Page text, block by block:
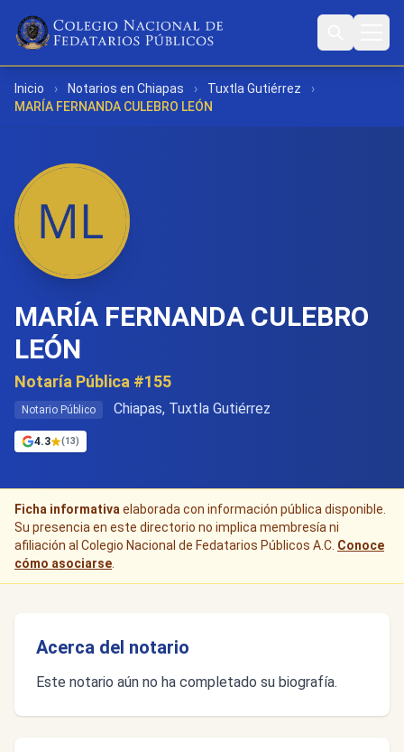
Inicio › Notarios en Chiapas › Tuxtla Gutiérrez
›
MARÍA FERNANDA CULEBRO LEÓN
MARÍA FERNANDA CULEBRO
LEÓN
Notaría Pública #155
Notario Público Chiapas, Tuxtla Gutiérrez
4.3 (13)
Ficha informativa elaborada con información pública disponible.
Su presencia en este directorio no implica membresía ni
afiliación al Colegio Nacional de Fedatarios Públicos A.C. Conoce
cómo asociarse
Acerca del notario
Este notario aún no ha completado su biografía.